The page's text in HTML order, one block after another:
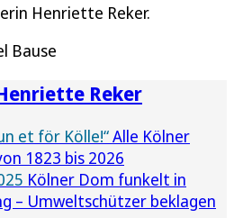
Henriette Reker.
Bause
Reker
et för Kölle!“Alle Kölner
1823 bis 2026
Kölner Dom funkelt in
– Umweltschützer beklagen